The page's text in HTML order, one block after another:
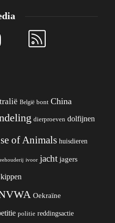
België bont China
dierproeven dolfijnen
of Animals huisdieren
ivoor jacht jagers
kippen
Oekraïne
politie reddingsactie